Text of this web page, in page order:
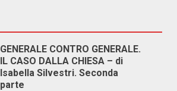
GENERALE CONTRO GENERALE.
IL CASO DALLA CHIESA – di
Isabella Silvestri. Seconda
parte